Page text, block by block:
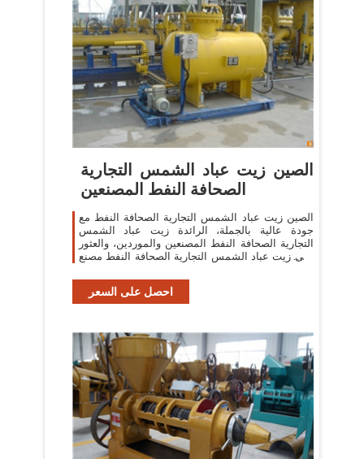
الصين زيت عباد الشمس التجارية
الصحافة النفط المصنعين
الصين زيت عباد الشمس التجارية الصحافة النفط مع
جودة عالية بالجملة، الرائدة زيت عباد الشمس
التجارية الصحافة النفط المصنعين والموردين، والعثور
على زيت عباد الشمس التجارية الصحافة النفط مصنع
احصل على السعر